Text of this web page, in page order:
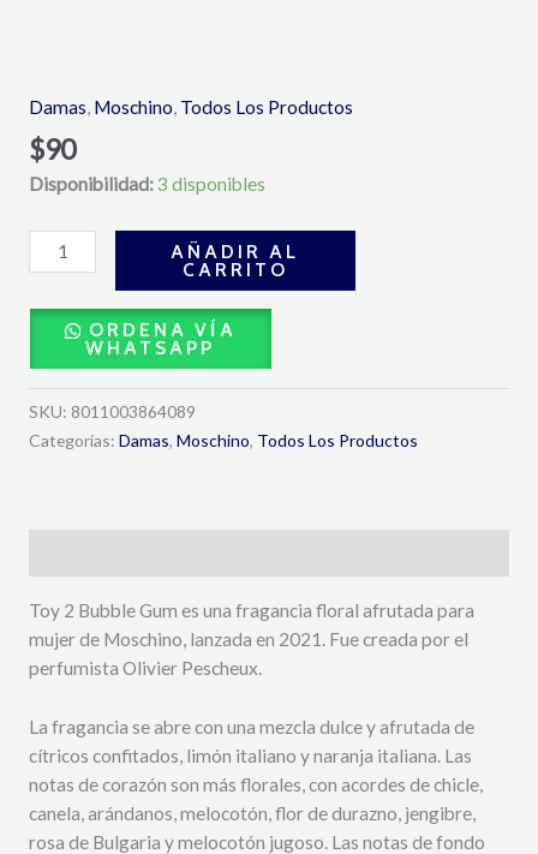
Damas Moschino Todos Los Productos
$90
Disponibilidad:3 disponibles
Bubble
Gum
Eau
De
100ml-
Moschino
cantidad
AÑADIR AL
CARRITO
ORDENA VÍA
WHATSAPP
SKU: 8011003864089
Categorías: Damas, Moschino, Todos Los Productos
Toy 2 Bubble Gum es una fragancia floral afrutada para
mujer de Moschino, lanzada en 2021. Fue creada por el
perfumista Olivier Pescheux.
La fragancia se abre con una mezcla dulce y afrutada de
cítricos confitados, limón italiano y naranja italiana. Las
notas de corazón son más florales, con acordes de chicle,
canela, arándanos, melocotón, flor de durazno, jengibre,
rosa de Bulgaria y melocotón jugoso. Las notas de fondo